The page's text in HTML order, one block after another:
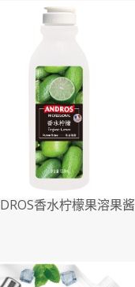
香水柠檬果溶果酱